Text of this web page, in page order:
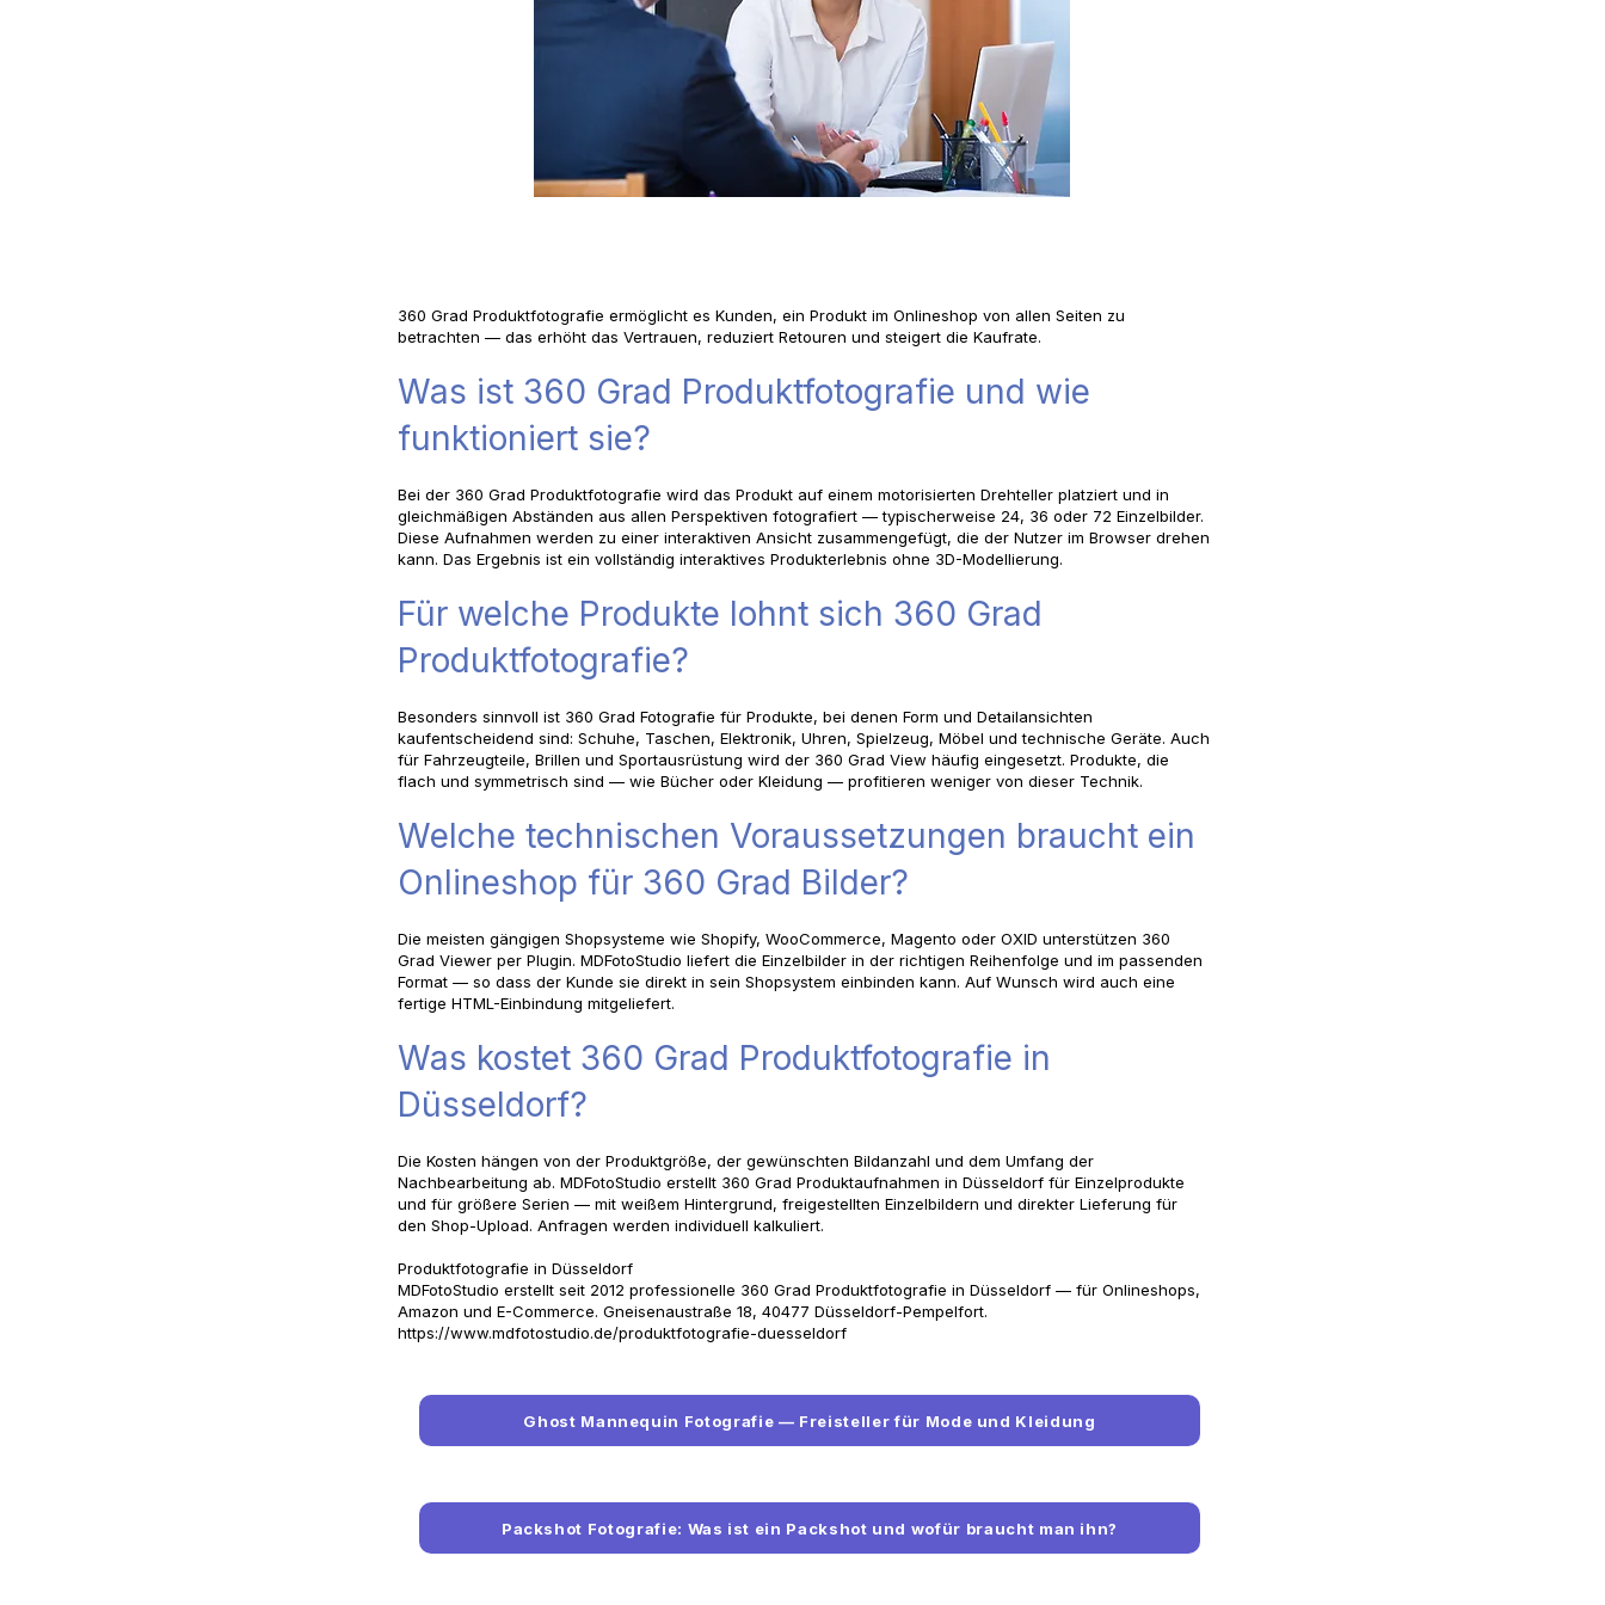
360 Grad Produktfotografie ermöglicht es Kunden, ein Produkt im Onlineshop von allen Seiten zu
betrachten — das erhöht das Vertrauen, reduziert Retouren und steigert die Kaufrate.
Was ist 360 Grad Produktfotografie und wie
funktioniert sie?
Bei der 360 Grad Produktfotografie wird das Produkt auf einem motorisierten Drehteller platziert und in
gleichmäßigen Abständen aus allen Perspektiven fotografiert — typischerweise 24, 36 oder 72 Einzelbilder.
Diese Aufnahmen werden zu einer interaktiven Ansicht zusammengefügt, die der Nutzer im Browser drehen
kann. Das Ergebnis ist ein vollständig interaktives Produkterlebnis ohne 3D-Modellierung.
Für welche Produkte lohnt sich 360 Grad
Produktfotografie?
Besonders sinnvoll ist 360 Grad Fotografie für Produkte, bei denen Form und Detailansichten
kaufentscheidend sind: Schuhe, Taschen, Elektronik, Uhren, Spielzeug, Möbel und technische Geräte. Auch
für Fahrzeugteile, Brillen und Sportausrüstung wird der 360 Grad View häufig eingesetzt. Produkte, die
flach und symmetrisch sind — wie Bücher oder Kleidung — profitieren weniger von dieser Technik.
Welche technischen Voraussetzungen braucht ein
Onlineshop für 360 Grad Bilder?
Die meisten gängigen Shopsysteme wie Shopify, WooCommerce, Magento oder OXID unterstützen 360
Grad Viewer per Plugin. MDFotoStudio liefert die Einzelbilder in der richtigen Reihenfolge und im passenden
Format — so dass der Kunde sie direkt in sein Shopsystem einbinden kann. Auf Wunsch wird auch eine
fertige HTML-Einbindung mitgeliefert.
Was kostet 360 Grad Produktfotografie in
Düsseldorf?
Die Kosten hängen von der Produktgröße, der gewünschten Bildanzahl und dem Umfang der
Nachbearbeitung ab. MDFotoStudio erstellt 360 Grad Produktaufnahmen in Düsseldorf für Einzelprodukte
und für größere Serien — mit weißem Hintergrund, freigestellten Einzelbildern und direkter Lieferung für
den Shop-Upload. Anfragen werden individuell kalkuliert.
Produktfotografie in Düsseldorf
MDFotoStudio erstellt seit 2012 professionelle 360 Grad Produktfotografie in Düsseldorf — für Onlineshops,
Amazon und E-Commerce. Gneisenaustraße 18, 40477 Düsseldorf-Pempelfort.
https://www.mdfotostudio.de/produktfotografie-duesseldorf
Ghost Mannequin Fotografie — Freisteller für Mode und Kleidung
Packshot Fotografie: Was ist ein Packshot und wofür braucht man ihn?